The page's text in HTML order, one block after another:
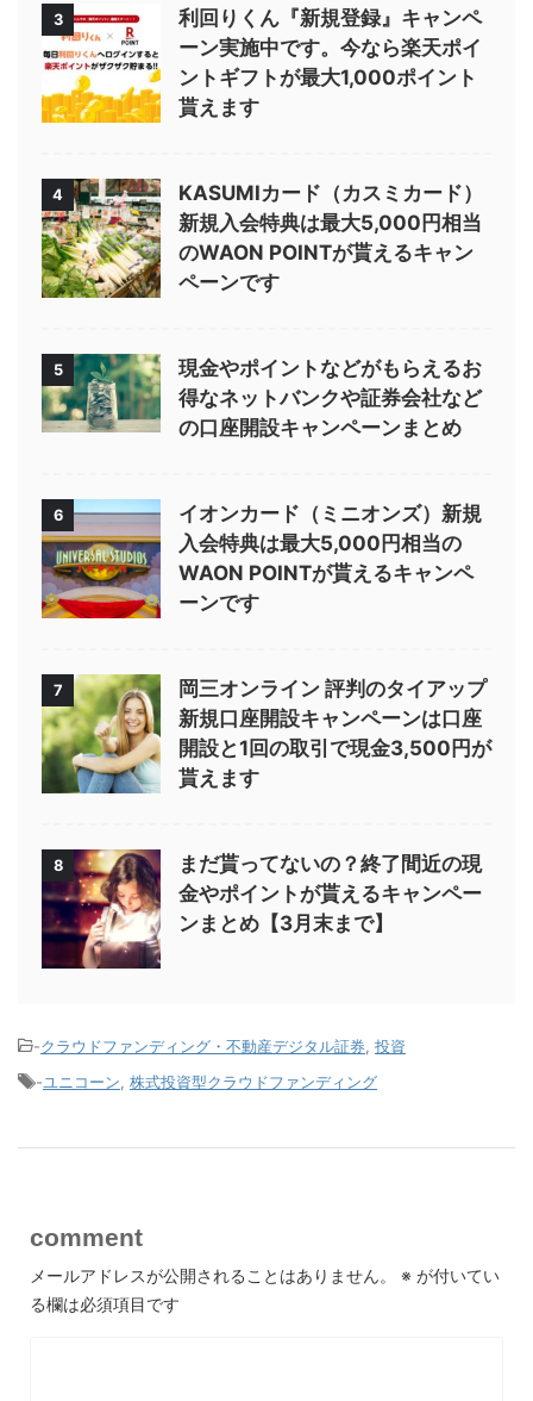
3
利回りくん『新規登録』キャンペ
ーン実施中です。今なら楽天ポイ
ントギフトが最大1,000ポイント
貰えます
4
KASUMIカード（カスミカード）
新規入会特典は最大5,000円相当
のWAON POINTが貰えるキャン
ペーンです
5
現金やポイントなどがもらえるお
得なネットバンクや証券会社など
の口座開設キャンペーンまとめ
6
イオンカード（ミニオンズ）新規
入会特典は最大5,000円相当の
WAON POINTが貰えるキャンペ
ーンです
7
岡三オンライン 評判のタイアップ
新規口座開設キャンペーンは口座
開設と1回の取引で現金3,500円が
貰えます
8
まだ貰ってないの？終了間近の現
金やポイントが貰えるキャンペー
ンまとめ【3月末まで】
-クラウドファンディング・不動産デジタル証券 投資
-ユニコーン 株式投資型クラウドファンディング
comment
メールアドレスが公開されることはありません。 ※ が付いてい
る欄は必須項目です